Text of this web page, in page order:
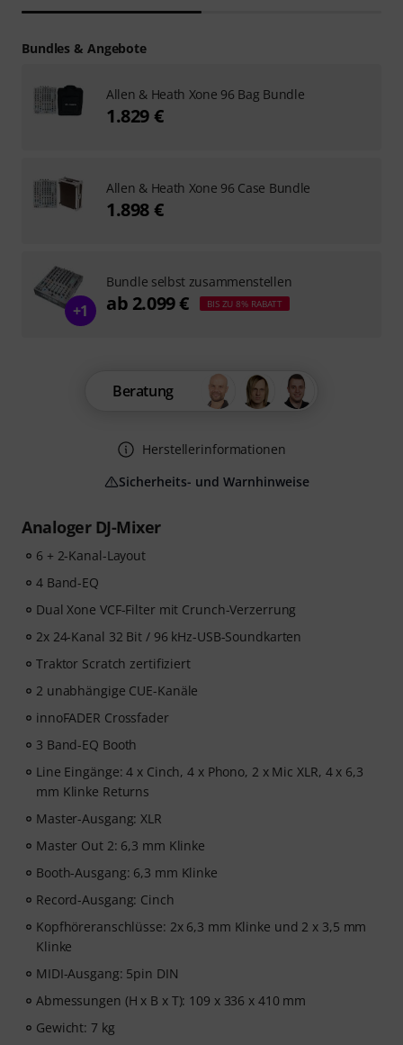
Analoger DJ-Mixer
6 + 2-Kanal-Layout
4 Band-EQ
Dual Xone VCF-Filter mit Crunch-Verzerrung
2x 24-Kanal 32 Bit / 96 kHz-USB-Soundkarten
Traktor Scratch zertifiziert
2 unabhängige CUE-Kanäle
innoFADER Crossfader
3 Band-EQ Booth
Line Eingänge: 4 x Cinch, 4 x Phono, 2 x Mic XLR, 4 x 6,3
mm Klinke Returns
Master-Ausgang: XLR
Master Out 2: 6,3 mm Klinke
Booth-Ausgang: 6,3 mm Klinke
Record-Ausgang: Cinch
Kopfhöreranschlüsse: 2x 6,3 mm Klinke und 2 x 3,5 mm
Klinke
MIDI-Ausgang: 5pin DIN
Abmessungen (H x B x T): 109 x 336 x 410 mm
Gewicht: 7 kg
Beratung
Herstellerinformationen
Sicherheits- und Warnhinweise
Bundles & Angebote
Allen & Heath Xone 96 Bag Bundle
1.829 €
Allen & Heath Xone 96 Case Bundle
1.898 €
+1
Bundle selbst zusammenstellen
ab 2.099 € BIS ZU 8% RABATT